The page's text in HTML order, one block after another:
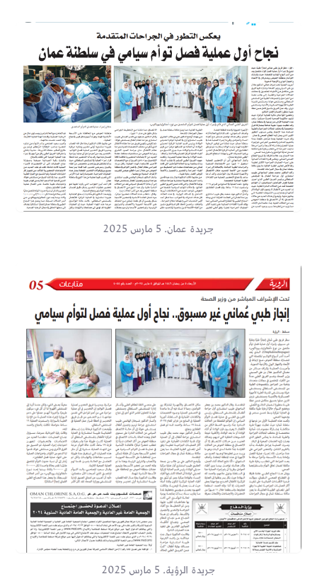
جريدة عمان. 5 مارس 2025
جريدة الرؤية. 5 مارس 2025